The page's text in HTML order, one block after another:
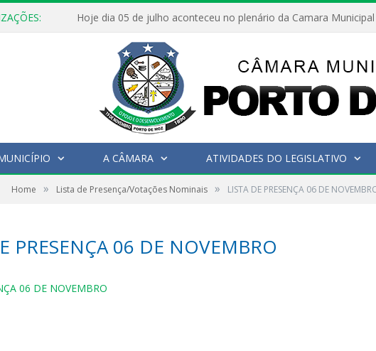
A CÂMARA ATIVIDADES DO LEGISLATIVO
Home » Lista de Presença/Votações Nominais » LISTA DE PRESENÇA 06 DE
PRESENÇA 06 DE NOVEMBRO
06 DE NOVEMBRO